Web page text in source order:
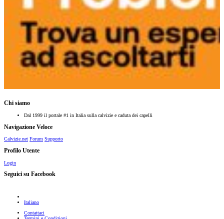
Chi siamo
Dal 1999 il portale #1 in Italia sulla calvizie e caduta dei capelli
Navigazione Veloce
Calvizie.net Forum Supporto
Profilo Utente
Login
Seguici su Facebook
Italiano
Contattaci